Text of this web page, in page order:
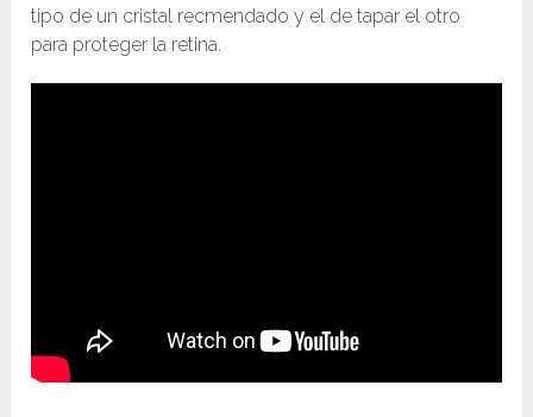
tipo de un cristal recmendado y el de tapar el otro
para proteger la retina.